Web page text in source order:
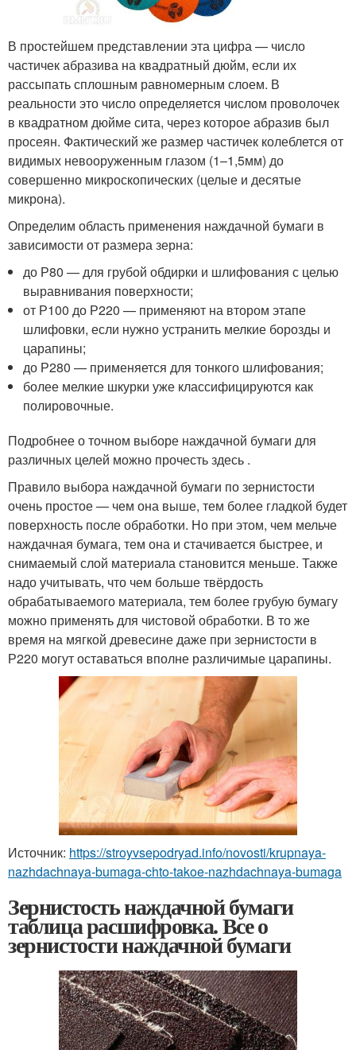
В простейшем представлении эта цифра — число
частичек абразива на квадратный дюйм, если их
рассыпать сплошным равномерным слоем. В
реальности это число определяется числом проволочек
в квадратном дюйме сита, через которое абразив был
просеян. Фактический же размер частичек колеблется от
видимых невооруженным глазом (1–1,5мм) до
совершенно микроскопических (целые и десятые
микрона).
Определим область применения наждачной бумаги в
зависимости от размера зерна:
до Р80 — для грубой обдирки и шлифования с целью
выравнивания поверхности;
от Р100 до Р220 — применяют на втором этапе
шлифовки, если нужно устранить мелкие борозды и
царапины;
до Р280 — применяется для тонкого шлифования;
более мелкие шкурки уже классифицируются как
полировочные.
Подробнее о точном выборе наждачной бумаги для
различных целей можно прочесть здесь .
Правило выбора наждачной бумаги по зернистости
очень простое — чем она выше, тем более гладкой будет
поверхность после обработки. Но при этом, чем мельче
наждачная бумага, тем она и стачивается быстрее, и
снимаемый слой материала становится меньше. Также
надо учитывать, что чем больше твёрдость
обрабатываемого материала, тем более грубую бумагу
можно применять для чистовой обработки. В то же
время на мягкой древесине даже при зернистости в
Р220 могут оставаться вполне различимые царапины.
Источник: https://stroyvsepodryad.info/novosti/krupnaya-
nazhdachnaya-bumaga-chto-takoe-nazhdachnaya-bumaga
Зернистость наждачной бумаги
таблица расшифровка. Все о
зернистости наждачной бумаги